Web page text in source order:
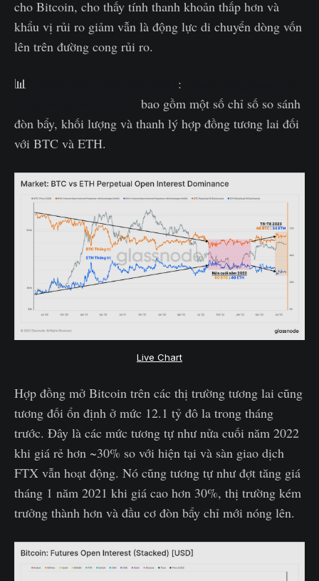
cho Bitcoin, cho thấy tính thanh khoản thấp hơn và
khẩu vị rủi ro giảm vẫn là động lực di chuyển dòng vốn
lên trên đường cong rủi ro.
📊 :
bao gồm một số chỉ số so sánh
đòn bẩy, khối lượng và thanh lý hợp đồng tương lai đối
với BTC và ETH.
Live Chart
Hợp đồng mở Bitcoin trên các thị trường tương lai cũng
tương đối ổn định ở mức 12.1 tỷ đô la trong tháng
trước. Đây là các mức tương tự như nửa cuối năm 2022
khi giá rẻ hơn ~30% so với hiện tại và sàn giao dịch
FTX vẫn hoạt động. Nó cũng tương tự như đợt tăng giá
tháng 1 năm 2021 khi giá cao hơn 30%, thị trường kém
trưởng thành hơn và đầu cơ đòn bẩy chỉ mới nóng lên.